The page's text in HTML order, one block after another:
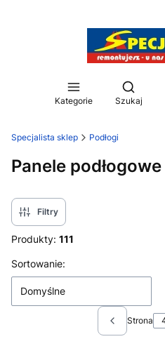
Kategorie
Otwórz
Szukaj
Specjalista sklep Podłogi
Panele podłogowe
Filtry
Produkty: 111
Lista produktów
Sortowanie:
Domyślne
Strona